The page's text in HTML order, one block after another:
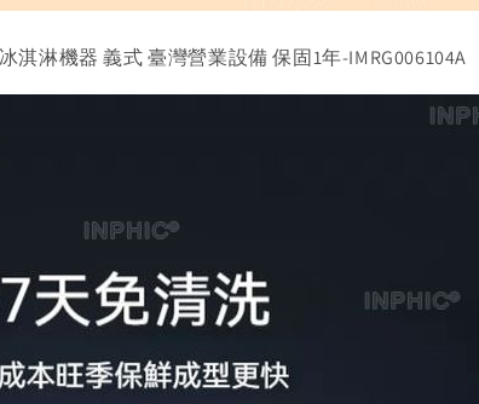
淇淋機器 義式 臺灣營業設備 保固1年-IMRG006104A